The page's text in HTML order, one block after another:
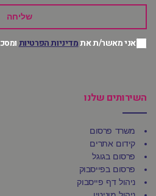
שליחה
אני מאשר/ת אתמדיניות הפרטיות
השירותים שלנו
משרד פרסום
קידום אתרים
פרסום בגוגל
פרסום בפייסבוק
ניהול דף פייסבוק